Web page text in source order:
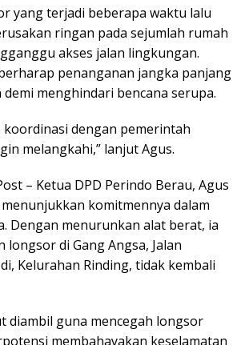
yang terjadi beberapa waktu lalu
ringan pada sejumlah rumah
akses jalan lingkungan.
penanganan jangka panjang
menghindari bencana serupa.
koordinasi dengan pemerintah
melangkahi,” lanjut Agus.
– Ketua DPD Perindo Berau, Agus
komitmennya dalam
Dengan menurunkan alat berat, ia
longsor di Gang Angsa, Jalan
Kelurahan Rinding, tidak kembali
diambil guna mencegah longsor
membahayakan keselamatan